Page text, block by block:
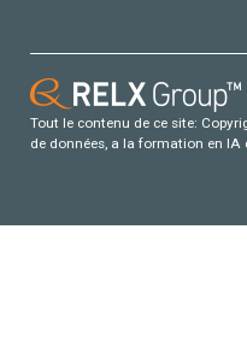
Tout le contenu de ce site:
de données, a la formation en